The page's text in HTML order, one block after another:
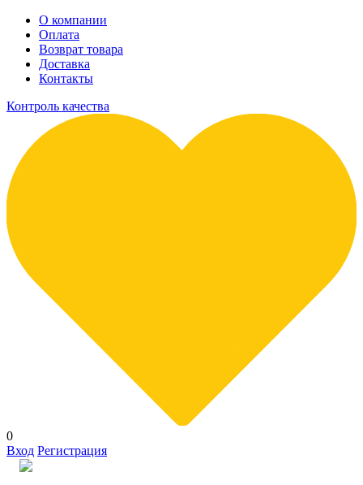
О компании
Оплата
Возврат товара
Доставка
Контакты
Контроль качества
0
Вход Регистрация